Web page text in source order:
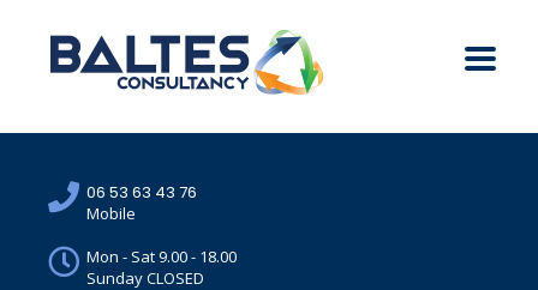
06 53 63 43 76
Mobile
Mon - Sat 9.00 - 18.00
Sunday CLOSED